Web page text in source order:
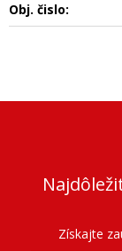
Obj. čislo:
Získajte